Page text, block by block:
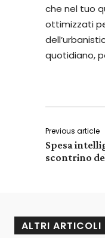
che nel tuo
ottimizzati
quotidiano,
Previous article
Spesa
scontrino
ALTRI ARTICOLI